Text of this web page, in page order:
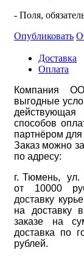
- Поля,
Опубликовать
Доставка
Оплата
Компания
выгодные
способов
партнёром
Заказ можно
по адресу:
г. Тюмень, ул.
от 10000
доставку
на доставку
заказе на
доставка по
рублей.